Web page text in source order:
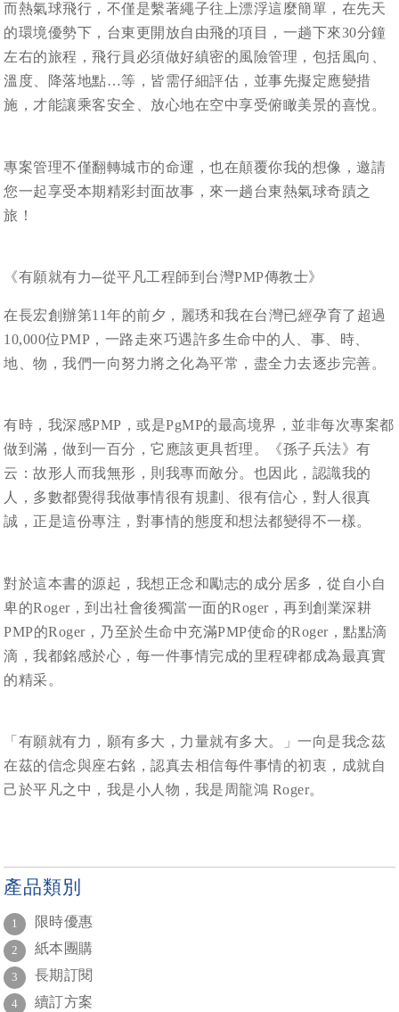
而熱氣球飛行，不僅是繫著繩子往上漂浮這麼簡單，在先天
的環境優勢下，台東更開放自由飛的項目，一趟下來30分鐘
左右的旅程，飛行員必須做好縝密的風險管理，包括風向、
溫度、降落地點…等，皆需仔細評估，並事先擬定應變措
施，才能讓乘客安全、放心地在空中享受俯瞰美景的喜悅。
專案管理不僅翻轉城市的命運，也在顛覆你我的想像，邀請
您一起享受本期精彩封面故事，來一趟台東熱氣球奇蹟之
旅！
《有願就有力─從平凡工程師到台灣PMP傳教士》
在長宏創辦第11年的前夕，麗琇和我在台灣已經孕育了超過
10,000位PMP，一路走來巧遇許多生命中的人、事、時、
地、物，我們一向努力將之化為平常，盡全力去逐步完善。
有時，我深感PMP，或是PgMP的最高境界，並非每次專案都
做到滿，做到一百分，它應該更具哲理。《孫子兵法》有
云：故形人而我無形，則我專而敵分。也因此，認識我的
人，多數都覺得我做事情很有規劃、很有信心，對人很真
誠，正是這份專注，對事情的態度和想法都變得不一樣。
對於這本書的源起，我想正念和勵志的成分居多，從自小自
卑的Roger，到出社會後獨當一面的Roger，再到創業深耕
PMP的Roger，乃至於生命中充滿PMP使命的Roger，點點滴
滴，我都銘感於心，每一件事情完成的里程碑都成為最真實
的精采。
「有願就有力，願有多大，力量就有多大。」一向是我念茲
在茲的信念與座右銘，認真去相信每件事情的初衷，成就自
己於平凡之中，我是小人物，我是周龍鴻 Roger。
產品類別
1 限時優惠
2 紙本團購
3 長期訂閱
4 續訂方案